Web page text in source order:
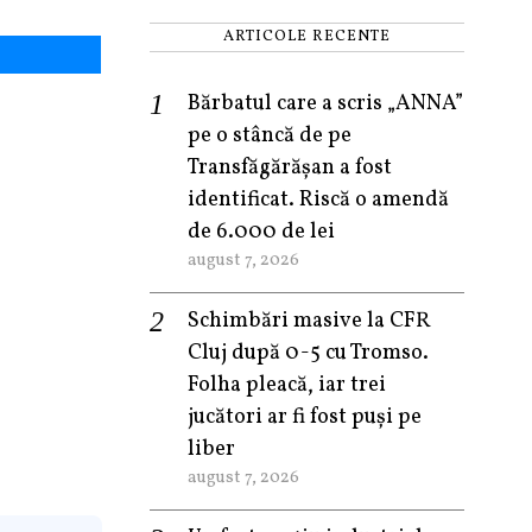
ARTICOLE RECENTE
Bărbatul care a scris „ANNA”
pe o stâncă de pe
Transfăgărășan a fost
identificat. Riscă o amendă
de 6.000 de lei
august 7, 2026
Schimbări masive la CFR
Cluj după 0-5 cu Tromso.
Folha pleacă, iar trei
jucători ar fi fost puși pe
liber
august 7, 2026